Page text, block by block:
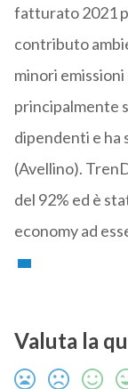
fatturato 2021
contributo
minori
principalmente
dipendenti e ha
(Avellino).
del 92% ed è
economy ad
Valuta la